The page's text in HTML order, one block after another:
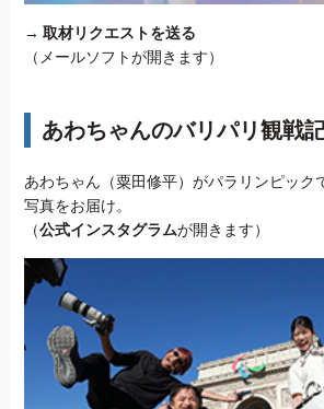
→ 取材リクエストを送る
（メールソフトが開きます）
あわちゃんのバリパリ観戦
あわちゃん（粟田修平）がパラリンピック
写真をお届け。
（公式インスタグラムが開きます）